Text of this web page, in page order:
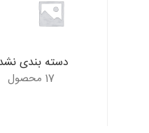
دسته بندی
17 محصول